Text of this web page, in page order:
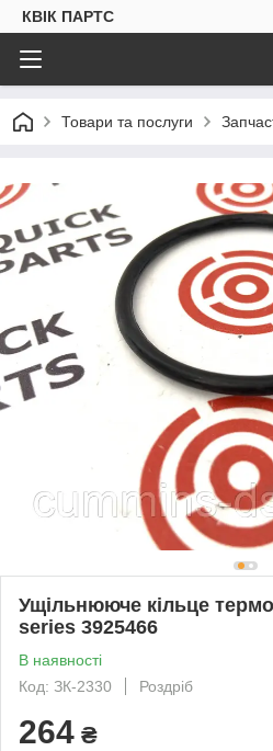
КВІК ПАРТС
Товари та послуги
Ущільнююче кільце
series 3925466
В наявності
Код: ЗК-2330
Роздріб
264 ₴